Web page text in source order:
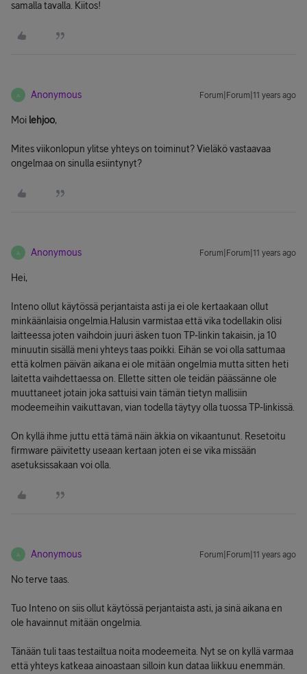
samalla tavalla. Kiitos!
A Anonymous Forum|Forum|11 years ago
Moi lehjoo,
Mites viikonlopun ylitse yhteys on toiminut? Vieläkö vastaavaa
ongelmaa on sinulla esiintynyt?
A Anonymous Forum|Forum|11 years ago
Hei,
Inteno ollut käytössä perjantaista asti ja ei ole kertaakaan ollut
minkäänlaisia ongelmia.Halusin varmistaa että vika todellakin olisi
laitteessa joten vaihdoin juuri äsken tuon TP-linkin takaisin, ja 10
minuutin sisällä meni yhteys taas poikki. Eihän se voi olla sattumaa
että kolmen päivän aikana ei ole mitään ongelmia mutta sitten heti
laitetta vaihdettaessa on. Ellette sitten ole teidän päässänne ole
muuttaneet jotain joka sattuisi vain tämän tietyn mallisiin
modeemeihin vaikuttavan, vian todella täytyy olla tuossa TP-linkissä.
On kyllä ihme juttu että tämä näin äkkia on vikaantunut. Resetoitu
firmware päivitetty useaan kertaan joten ei se vika missään
asetuksissakaan voi olla.
A Anonymous Forum|Forum|11 years ago
No terve taas.
Tuo Inteno on siis ollut käytössä perjantaista asti, ja sinä aikana en
ole havainnut mitään ongelmia.
Tänään tuli taas testailtua noita modeemeita. Nyt se on kyllä varmaa
että yhteys katkeaa ainoastaan silloin kun dataa liikkuu enemmän.